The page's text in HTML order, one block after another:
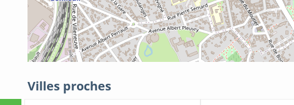
Villes proches